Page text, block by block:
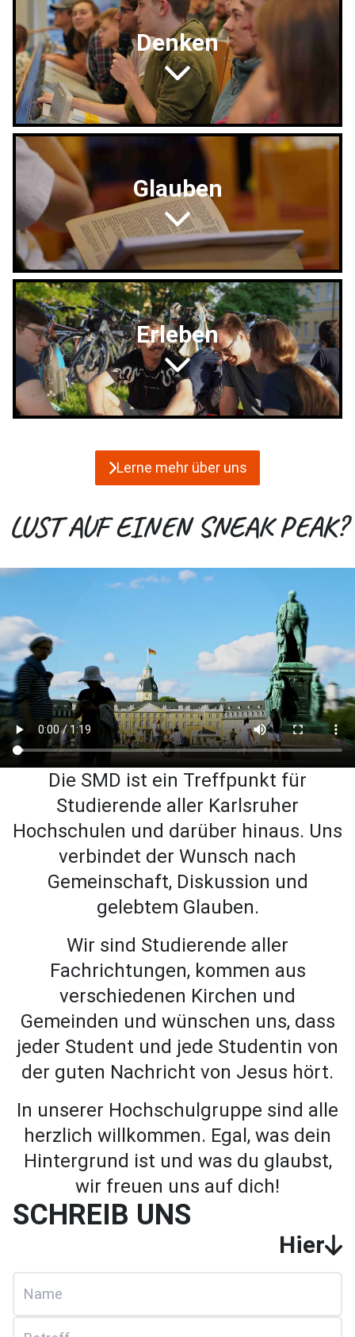
Denken
Glauben
Erleben
Lerne mehr über uns
LUST AUF EINEN SNEAK PEAK?
Die SMD ist ein Treffpunkt für
Studierende aller Karlsruher
Hochschulen und darüber hinaus. Uns
verbindet der Wunsch nach
Gemeinschaft, Diskussion und
gelebtem Glauben.
Wir sind Studierende aller
Fachrichtungen, kommen aus
verschiedenen Kirchen und
Gemeinden und wünschen uns, dass
jeder Student und jede Studentin von
der guten Nachricht von Jesus hört.
In unserer Hochschulgruppe sind alle
herzlich willkommen. Egal, was dein
Hintergrund ist und was du glaubst,
wir freuen uns auf dich!
SCHREIB UNS
Hier